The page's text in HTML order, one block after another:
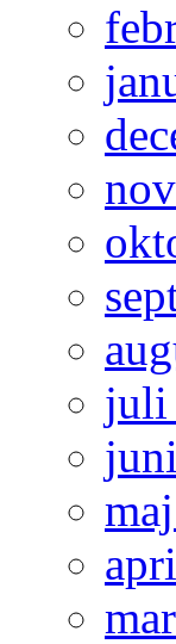
juli